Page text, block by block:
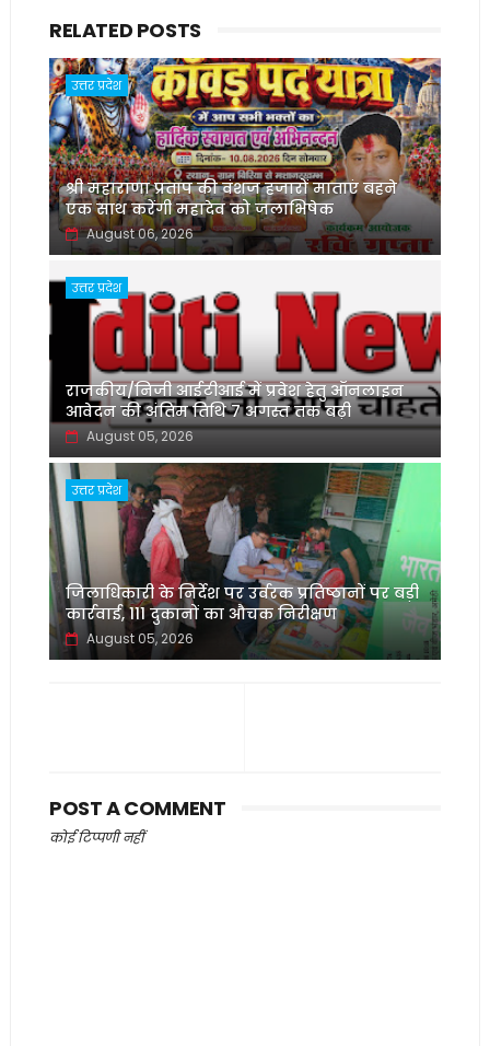
RELATED POSTS
उत्तर प्रदेश
श्री महाराणा प्रताप की वंशज हजारों माताएं बहने
एक साथ करेंगी महादेव को जलाभिषेक
August 06, 2026
उत्तर प्रदेश
राजकीय/निजी आईटीआई में प्रवेश हेतु ऑनलाइन
आवेदन की अंतिम तिथि 7 अगस्त तक बढ़ी
August 05, 2026
उत्तर प्रदेश
जिलाधिकारी के निर्देश पर उर्वरक प्रतिष्ठानों पर बड़ी
कार्रवाई, 111 दुकानों का औचक निरीक्षण
August 05, 2026
POST A COMMENT
कोई टिप्पणी नहीं